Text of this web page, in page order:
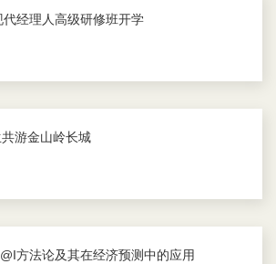
经理人高级研修班开学
游金山岭长城
方法论及其在经济预测中的应用